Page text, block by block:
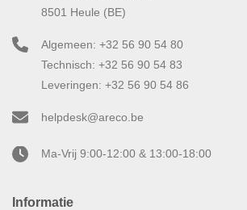
Informatie
8501 Heule (BE)
Algemeen: +32 56 90 54 80
Technisch: +32 56 90 54 83
Leveringen: +32 56 90 54 86
helpdesk@areco.be
Ma-Vrij 9:00-12:00 & 13:00-18:00